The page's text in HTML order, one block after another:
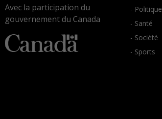
Avec la participation du
gouvernement du Canada
- Politique
- Santé
- Société
- Sports